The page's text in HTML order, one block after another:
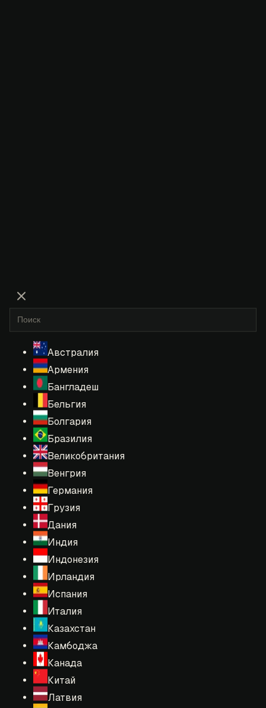
Австралия
Армения
Бангладеш
Бельгия
Болгария
Бразилия
Великобритания
Венгрия
Германия
Грузия
Дания
Индия
Индонезия
Ирландия
Испания
Италия
Казахстан
Камбоджа
Канада
Китай
Латвия